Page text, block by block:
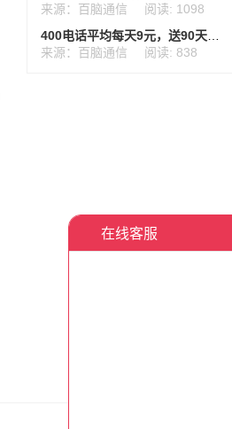
来源：百脑通信
阅读: 1098
来源：百脑通信
阅读: 838